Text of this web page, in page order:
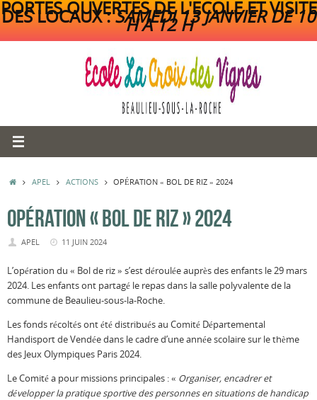
PORTES OUVERTES DE L'ECOLE ET VISITE
DES LOCAUX :SAMEDI 13 JANVIER DE 10
H A 12 H
ACCUEIL
APEL ACTIONS OPÉRATION « BOL DE RIZ » 2024
OPÉRATION « BOL DE RIZ » 2024
APEL 11 JUIN 2024
L’opération du « Bol de riz » s’est déroulée auprès des enfants le 29 mars
2024. Les enfants ont partagé le repas dans la salle polyvalente de la
commune de Beaulieu-sous-la-Roche.
Les fonds récoltés ont été distribués au Comité Départemental
Handisport de Vendée dans le cadre d’une année scolaire sur le thème
des Jeux Olympiques Paris 2024.
Le Comité a pour missions principales : « Organiser, encadrer et
développer la pratique sportive des personnes en situations de handicap